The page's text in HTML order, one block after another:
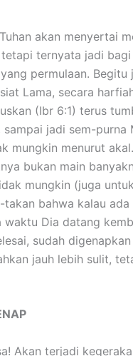
akan menyertai
ternyata jadi
permulaan.
Lama, secara
(Ibr 6:1) terus
jadi sem-
mungkin menurut
bukan main
mungkin (juga
bahwa kalau ada
Dia datang
sudah
jauh lebih sulit,
Akan terjadi